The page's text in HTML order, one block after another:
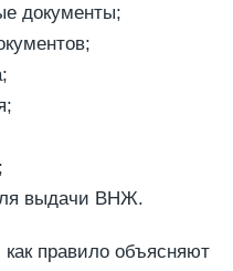
документы;
выдачи ВНЖ.
правило объясняют